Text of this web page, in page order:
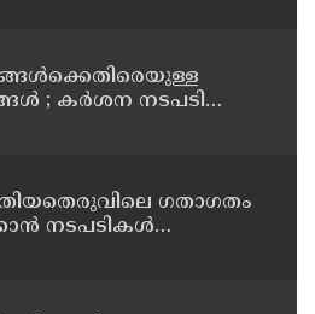
; കർശന നടപടി
ഗതാഗതം
നടപടികള്‍